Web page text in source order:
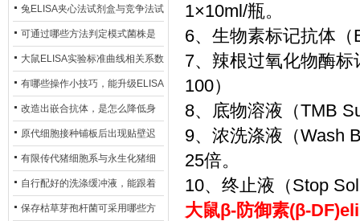
止平台效应发生？
兔ELISA夹心法试剂盒与竞争法试
剂盒，适用检测场景存在哪些差
异？
可通过哪些方法判定模式菌株是
否存在杂菌污染？
大鼠ELISA实验标准曲线相关系数
偏低，可从哪些维度开展问题排
查？
有哪些操作小技巧，能升级ELISA
的LOD与LOQ性能？
改造出嵌合抗体，是怎么降低身
体生成抗鼠抗体（HAMA）的？
原代细胞接种铺板后出现贴壁迟
缓、悬浮细胞数量偏多的现象的
主要诱因
有限传代猪细胞系与永生化猪细
胞系，二者在增殖存活周期上有
什么区别？
自行配好的洗涤缓冲液，能跟着
试剂盒原装干粉放一处储存吗？
保存枯草芽孢杆菌可采用哪些方
1×10ml/瓶。
6、生物素标记抗体
7、辣根过氧化物酶
100）
8、底物溶液（TMB
9、浓洗涤液（Wash
25倍。
10、终止液（Stop
大鼠β-防御素(β-